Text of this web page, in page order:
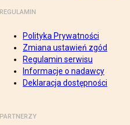
REGULAMIN
Polityka Prywatności
Zmiana ustawień zgód
Regulamin serwisu
Informacje o nadawcy
Deklaracja dostępności
PARTNERZY